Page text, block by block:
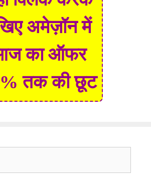
अमेज़ॉन में
का ऑफर
तक की छूट